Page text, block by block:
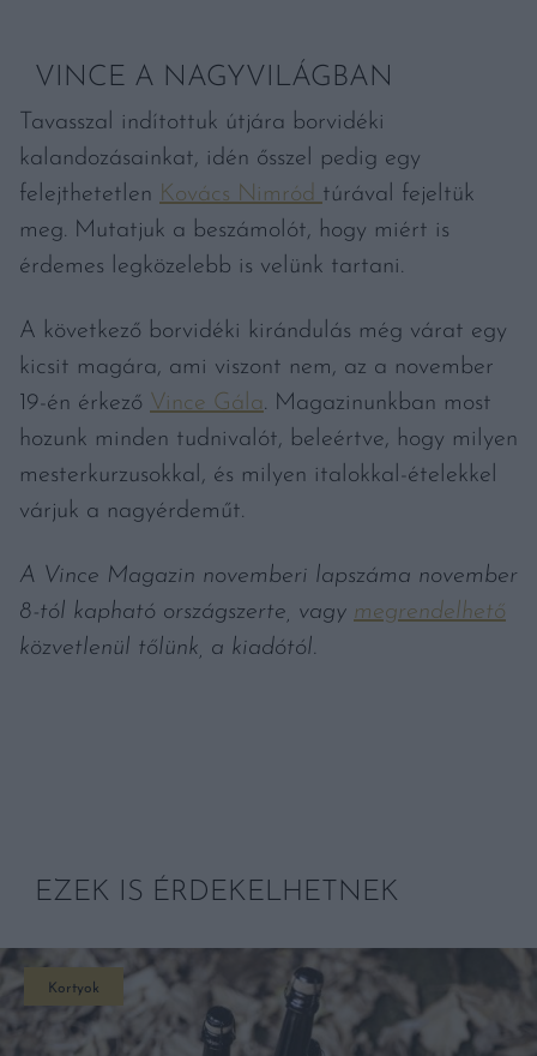
VINCE A NAGYVILÁGBAN
Tavasszal indítottuk útjára borvidéki
kalandozásainkat, idén ősszel pedig egy
felejthetetlen Kovács Nimród túrával fejeltük
meg. Mutatjuk a beszámolót, hogy miért is
érdemes legközelebb is velünk tartani.
A következő borvidéki kirándulás még várat egy
kicsit magára, ami viszont nem, az a november
19-én érkező Vince Gála. Magazinunkban most
hozunk minden tudnivalót, beleértve, hogy milyen
mesterkurzusokkal, és milyen italokkal-ételekkel
várjuk a nagyérdeműt.
A Vince Magazin novemberi lapszáma november
8-tól kapható országszerte, vagy megrendelhető
közvetlenül tőlünk, a kiadótól.
EZEK IS ÉRDEKELHETNEK
Kortyok